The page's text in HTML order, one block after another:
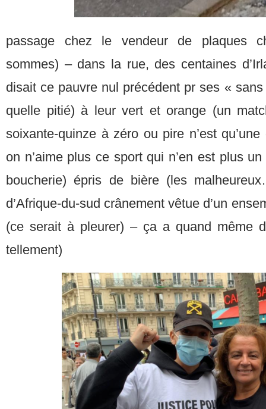
passage chez le vendeur de plaques
sommes) – dans la rue, des centaines
disait ce pauvre nul précédent pr ses «
quelle pitié) à leur vert et orange (un
soixante-quinze à zéro ou pire n’est
on n’aime plus ce sport qui n’en est plus
boucherie) épris de bière (les
d’Afrique-du-sud crânement vêtue d’un
(ce serait à pleurer) – ça a quand même
tellement)